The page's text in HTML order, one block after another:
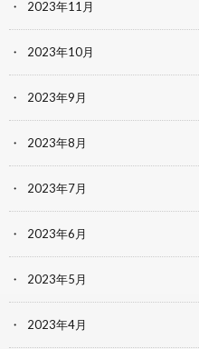
2023年11月
2023年10月
2023年9月
2023年8月
2023年7月
2023年6月
2023年5月
2023年4月